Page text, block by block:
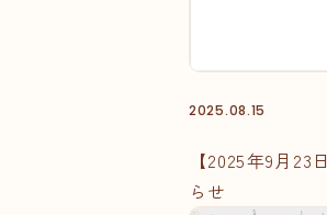
2025.08.15
【2025年9月
らせ